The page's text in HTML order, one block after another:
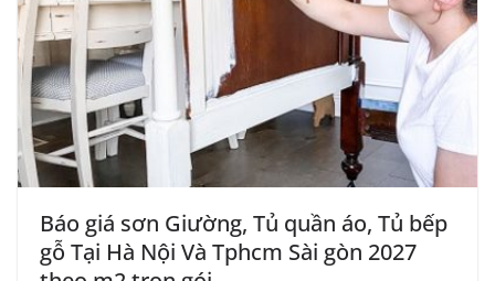
Báo giá sơn Giường, Tủ quần áo, Tủ bếp
gỗ Tại Hà Nội Và Tphcm Sài gòn 2027